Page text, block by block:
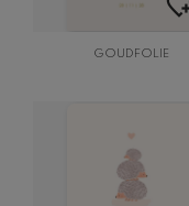
GOUDFOLIE